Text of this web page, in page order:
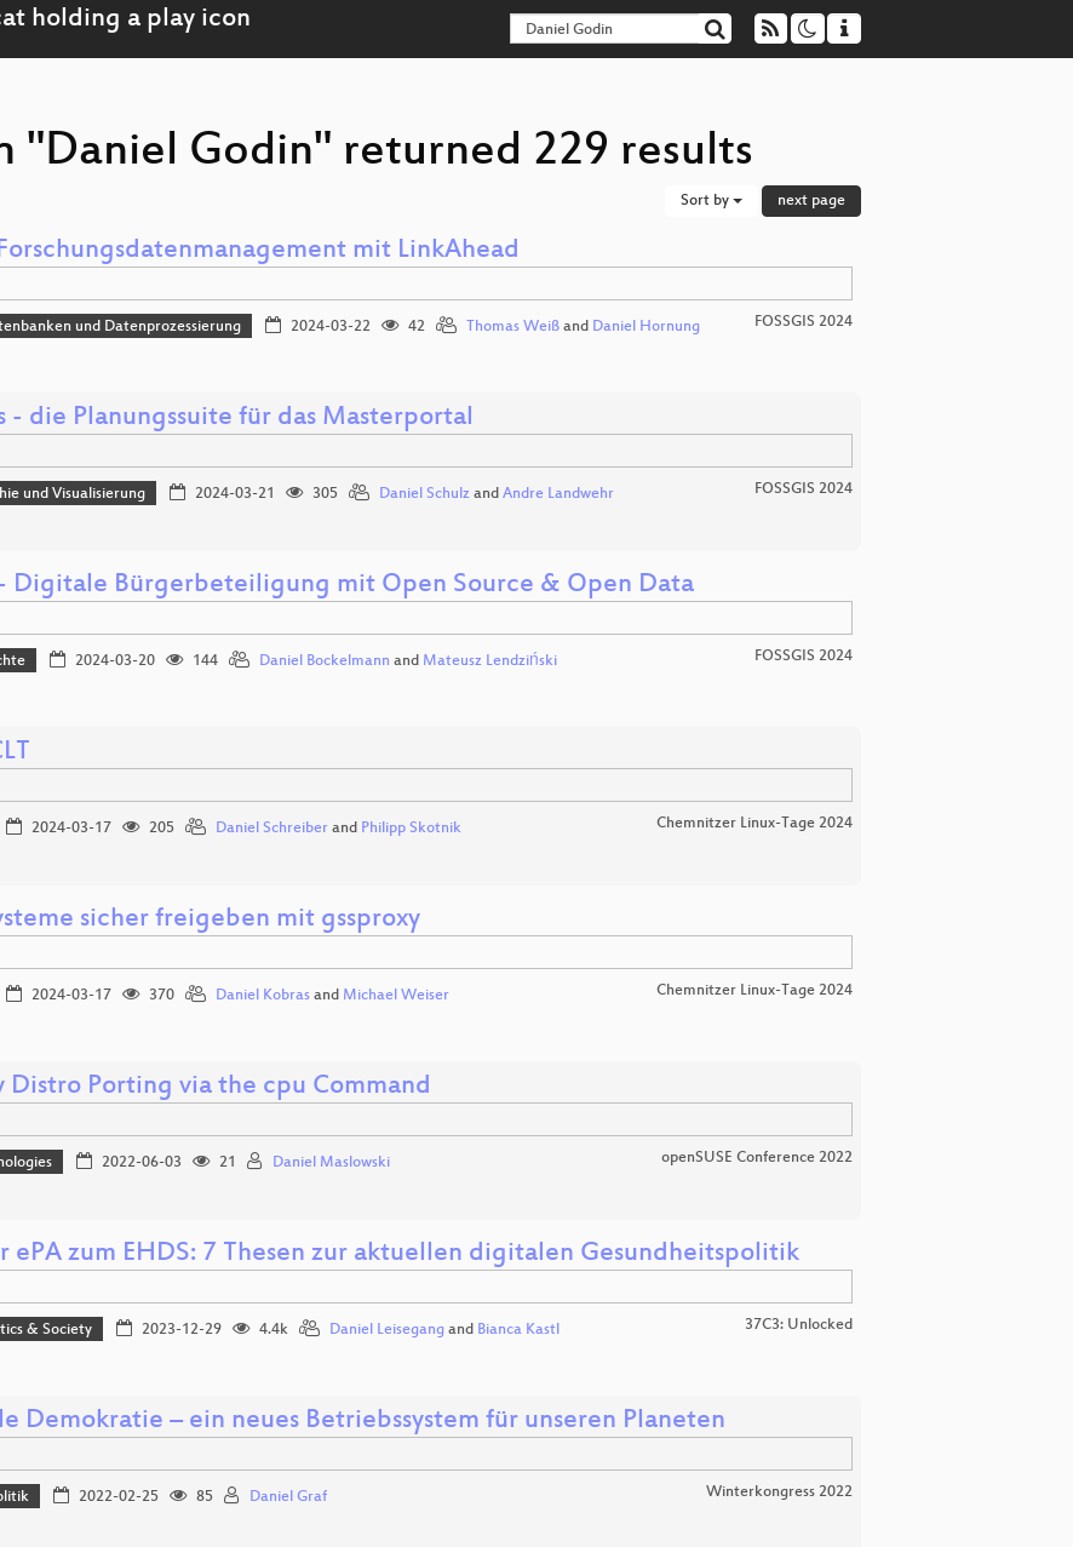
"Daniel Godin" returned 229 results
Sort by next page
mit LinkAhead
und Datenprozessierung 2024-03-22 42 Thomas Weißand Daniel Hornung FOSSGIS 2024
- die Planungssuite für das Masterportal
und Visualisierung 2024-03-21 305 Daniel Schulzand Andre Landwehr FOSSGIS 2024
- Digitale Bürgerbeteiligung mit Open Source & Open Data
2024-03-20 144 Daniel Bockelmann and Mateusz Lendziński FOSSGIS 2024
2024-03-17 205 Daniel Schreiberand Philipp Skotnik Chemnitzer Linux-Tage 2024
sicher freigeben mit gssproxy
2024-03-17 370 Daniel Kobrasand Michael Weiser Chemnitzer Linux-Tage 2024
Distro Porting via the cpu Command
2022-06-03 21 Daniel Maslowski openSUSE Conference 2022
ePA zum EHDS: 7 Thesen zur aktuellen digitalen Gesundheitspolitik
& Society 2023-12-29 4.4k Daniel Leisegangand Bianca Kastl 37C3: Unlocked
Demokratie – ein neues Betriebssystem für unseren Planeten
2022-02-25 85 Daniel Graf Winterkongress 2022